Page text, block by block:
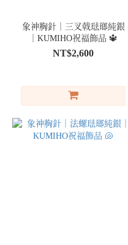
象神胸針｜三叉戟琺瑯純銀
｜KUMIHO祝福飾品 🔱
NT$2,600